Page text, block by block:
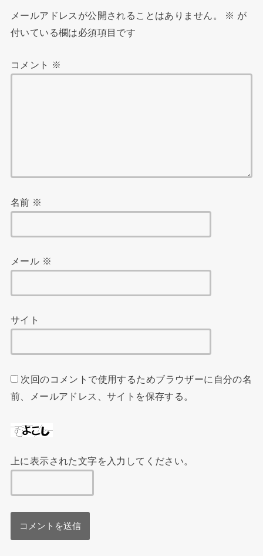
メールアドレスが公開されることはありません。 ※ が
付いている欄は必須項目です
コメント ※
名前 ※
メール ※
サイト
次回のコメントで使用するためブラウザーに自分の名
前、メールアドレス、サイトを保存する。
上に表示された文字を入力してください。